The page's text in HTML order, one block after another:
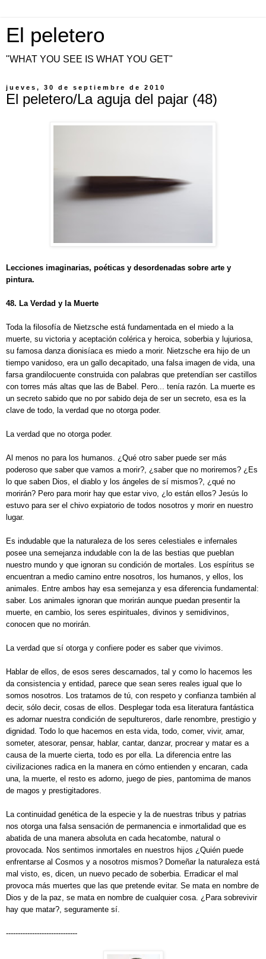
El peletero
"WHAT YOU SEE IS WHAT YOU GET"
jueves, 30 de septiembre de 2010
El peletero/La aguja del pajar (48)
Lecciones imaginarias, poéticas y desordenadas sobre arte y
pintura.
48. La Verdad y la Muerte
Toda la filosofía de Nietzsche está fundamentada en el miedo a la
muerte, su victoria y aceptación colérica y heroica, soberbia y lujuriosa,
su famosa danza dionisíaca es miedo a morir. Nietzsche era hijo de un
tiempo vanidoso, era un gallo decapitado, una falsa imagen de vida, una
farsa grandilocuente construida con palabras que pretendían ser castillos
con torres más altas que las de Babel. Pero... tenía razón. La muerte es
un secreto sabido que no por sabido deja de ser un secreto, esa es la
clave de todo, la verdad que no otorga poder.
La verdad que no otorga poder.
Al menos no para los humanos. ¿Qué otro saber puede ser más
poderoso que saber que vamos a morir?, ¿saber que no moriremos? ¿Es
lo que saben Dios, el diablo y los ángeles de sí mismos?, ¿qué no
morirán? Pero para morir hay que estar vivo, ¿lo están ellos? Jesús lo
estuvo para ser el chivo expiatorio de todos nosotros y morir en nuestro
lugar.
Es indudable que la naturaleza de los seres celestiales e infernales
posee una semejanza indudable con la de las bestias que pueblan
nuestro mundo y que ignoran su condición de mortales. Los espíritus se
encuentran a medio camino entre nosotros, los humanos, y ellos, los
animales. Entre ambos hay esa semejanza y esa diferencia fundamental:
saber. Los animales ignoran que morirán aunque puedan presentir la
muerte, en cambio, los seres espirituales, divinos y semidivinos,
conocen que no morirán.
La verdad que sí otorga y confiere poder es saber que vivimos.
Hablar de ellos, de esos seres descarnados, tal y como lo hacemos les
da consistencia y entidad, parece que sean seres reales igual que lo
somos nosotros. Los tratamos de tú, con respeto y confianza también al
decir, sólo decir, cosas de ellos. Desplegar toda esa literatura fantástica
es adornar nuestra condición de sepultureros, darle renombre, prestigio y
dignidad. Todo lo que hacemos en esta vida, todo, comer, vivir, amar,
someter, atesorar, pensar, hablar, cantar, danzar, procrear y matar es a
causa de la muerte cierta, todo es por ella. La diferencia entre las
civilizaciones radica en la manera en cómo entienden y encaran, cada
una, la muerte, el resto es adorno, juego de pies, pantomima de manos
de magos y prestigitadores.
La continuidad genética de la especie y la de nuestras tribus y patrias
nos otorga una falsa sensación de permanencia e inmortalidad que es
abatida de una manera absoluta en cada hecatombe, natural o
provocada. Nos sentimos inmortales en nuestros hijos ¿Quién puede
enfrentarse al Cosmos y a nosotros mismos? Domeñar la naturaleza está
mal visto, es, dicen, un nuevo pecado de soberbia. Erradicar el mal
provoca más muertes que las que pretende evitar. Se mata en nombre de
Dios y de la paz, se mata en nombre de cualquier cosa. ¿Para sobrevivir
hay que matar?, seguramente sí.
------------------------------